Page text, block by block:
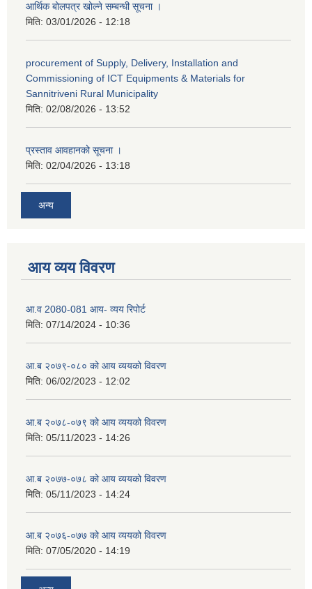
आर्थिक बोलपत्र खोल्ने सम्बन्धी सूचना ।
मिति: 03/01/2026 - 12:18
procurement of Supply, Delivery, Installation and
Commissioning of ICT Equipments & Materials for
Sannitriveni Rural Municipality
मिति: 02/08/2026 - 13:52
प्रस्ताव आवहानको सूचना ।
मिति: 02/04/2026 - 13:18
अन्य
आय व्यय विवरण
आ.व 2080-081 आय- व्यय रिपोर्ट
मिति: 07/14/2024 - 10:36
आ.ब २०७९-०८० को आय व्ययको विवरण
मिति: 06/02/2023 - 12:02
आ.ब २०७८-०७९ को आय व्ययको विवरण
मिति: 05/11/2023 - 14:26
आ.ब २०७७-०७८ को आय व्ययको विवरण
मिति: 05/11/2023 - 14:24
आ.ब २०७६-०७७ को आय व्ययको विवरण
मिति: 07/05/2020 - 14:19